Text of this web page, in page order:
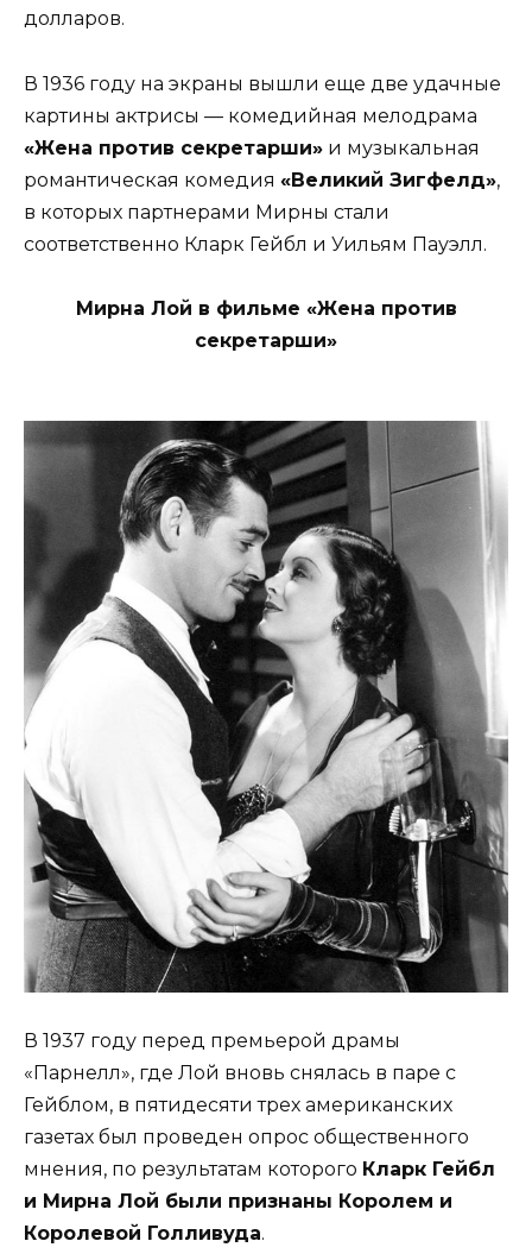
долларов.
В 1936 году на экраны вышли еще две удачные
картины актрисы — комедийная мелодрама
«Жена против секретарши» и музыкальная
романтическая комедия «Великий Зигфелд»,
в которых партнерами Мирны стали
соответственно Кларк Гейбл и Уильям Пауэлл.
Мирна Лой в фильме «Жена против
секретарши»
В 1937 году перед премьерой драмы
«Парнелл», где Лой вновь снялась в паре с
Гейблом, в пятидесяти трех американских
газетах был проведен опрос общественного
мнения, по результатам которого Кларк Гейбл
и Мирна Лой были признаны Королем и
Королевой Голливуда.